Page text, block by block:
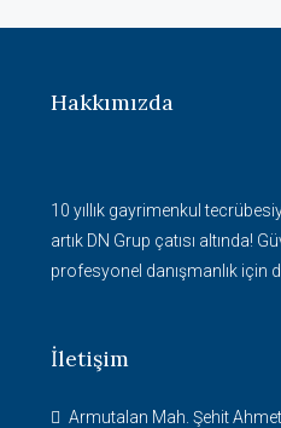
Hakkımızda
10 yıllık gayrimenkul
artık DN Grup çatısı altında!
profesyonel danışmanlık için
İletişim
Armutalan Mah. Şehit